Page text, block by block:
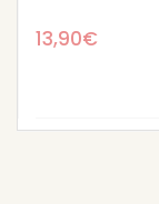
13,90€